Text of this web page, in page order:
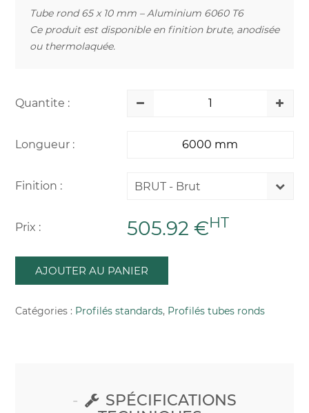
Tube rond 65 x 10 mm – Aluminium 6060 T6
Ce produit est disponible en finition brute, anodisée
ou thermolaquée.
Quantite :
Longueur :
Finition : BRUT - Brut
Prix : 505.92 €HT
AJOUTER AU PANIER
Catégories : Profilés standards, Profilés tubes ronds
SPÉCIFICATIONS